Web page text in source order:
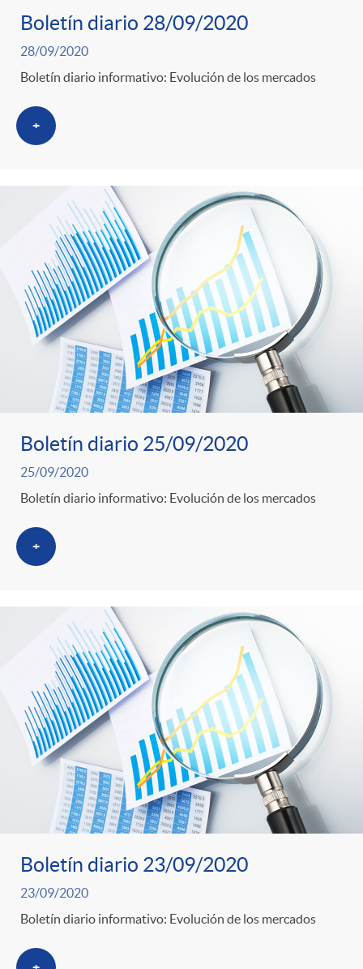
Boletín diario 28/09/2020
28/09/2020
Boletín diario informativo: Evolución de los mercados
+
Boletín diario 25/09/2020
25/09/2020
Boletín diario informativo: Evolución de los mercados
+
Boletín diario 23/09/2020
23/09/2020
Boletín diario informativo: Evolución de los mercados